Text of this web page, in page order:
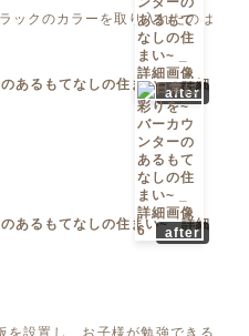
ックのカラーを取り入れたのは
after
after